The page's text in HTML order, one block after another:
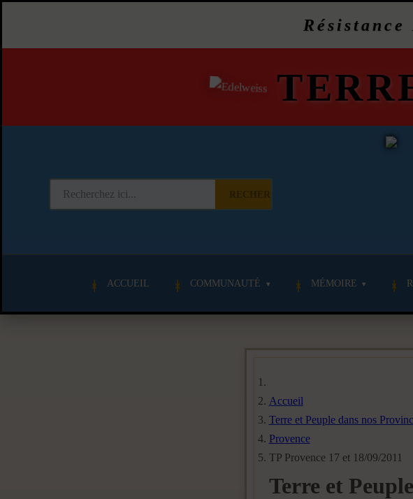
ACCUEIL COMMUNAUTÉ MÉMOIRE
Accueil
Terre et Peuple dans nos
Provence
TP Provence 17 et 18/09/2011
Terre et